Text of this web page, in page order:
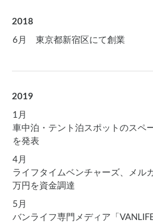
2018
6月 東京都新宿区にて創業
2019
1月
車中泊・テント泊スポットのスペ
を発表
4月
ライフタイムベンチャーズ、メル
万円を資金調達
5月
バンライフ専門メディア「